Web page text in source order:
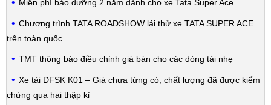
Miễn phí bảo dưỡng 2 năm dành cho xe Tata Super Ace
Chương trình TATA ROADSHOW lái thử xe TATA SUPER ACE
trên toàn quốc
TMT thông báo điều chỉnh giá bán cho các dòng tải nhẹ
Xe tải DFSK K01 – Giá chưa từng có, chất lượng đã được kiểm
chứng qua hai thập kỉ